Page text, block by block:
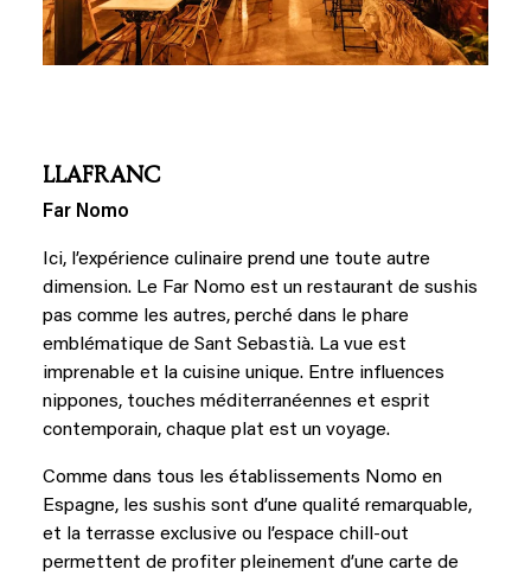
LLAFRANC
Far Nomo
Ici, l’expérience culinaire prend une toute autre
dimension. Le Far Nomo est un restaurant de sushis
pas comme les autres, perché dans le phare
emblématique de Sant Sebastià. La vue est
imprenable et la cuisine unique. Entre influences
nippones, touches méditerranéennes et esprit
contemporain, chaque plat est un voyage.
Comme dans tous les établissements Nomo en
Espagne, les sushis sont d’une qualité remarquable,
et la terrasse exclusive ou l’espace chill-out
permettent de profiter pleinement d’une carte de